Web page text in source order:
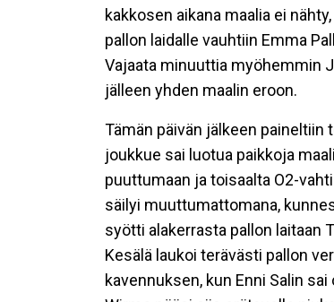
kakkosen aikana maalia ei
pallon laidalle vauhtiin Emma
Vajaata minuuttia myöhemmin
jälleen yhden maalin eroon.
Tämän päivän jälkeen paineltiin
joukkue sai luotua paikkoja
puuttumaan ja toisaalta O2-
säilyi muuttumattomana,
syötti alakerrasta pallon laitaan
Kesälä laukoi terävästi pallon
kavennuksen, kun Enni Salin